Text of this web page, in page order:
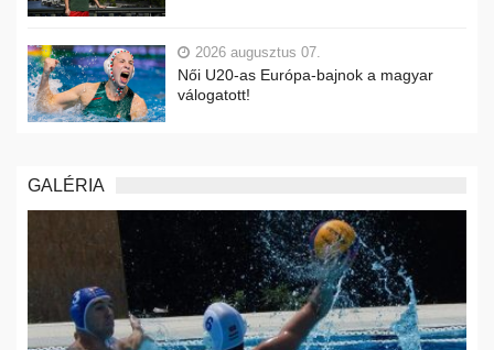
2026 augusztus 07.
Női U20-as Európa-bajnok a magyar
válogatott!
GALÉRIA